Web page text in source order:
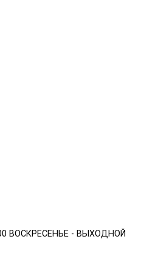
ВОСКРЕСЕНЬЕ - ВЫХОДНОЙ